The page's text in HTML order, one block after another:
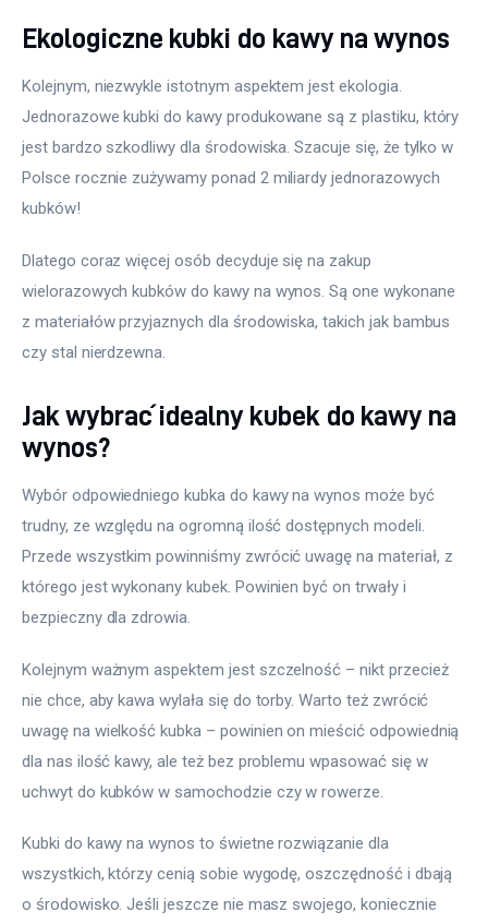
Ekologiczne kubki do kawy na wynos
Kolejnym, niezwykle istotnym aspektem jest ekologia.
Jednorazowe kubki do kawy produkowane są z plastiku, który
jest bardzo szkodliwy dla środowiska. Szacuje się, że tylko w
Polsce rocznie zużywamy ponad 2 miliardy jednorazowych
kubków!
Dlatego coraz więcej osób decyduje się na zakup
wielorazowych kubków do kawy na wynos. Są one wykonane
z materiałów przyjaznych dla środowiska, takich jak bambus
czy stal nierdzewna.
Jak wybrać idealny kubek do kawy na
wynos?
Wybór odpowiedniego kubka do kawy na wynos może być
trudny, ze względu na ogromną ilość dostępnych modeli.
Przede wszystkim powinniśmy zwrócić uwagę na materiał, z
którego jest wykonany kubek. Powinien być on trwały i
bezpieczny dla zdrowia.
Kolejnym ważnym aspektem jest szczelność – nikt przecież
nie chce, aby kawa wylała się do torby. Warto też zwrócić
uwagę na wielkość kubka – powinien on mieścić odpowiednią
dla nas ilość kawy, ale też bez problemu wpasować się w
uchwyt do kubków w samochodzie czy w rowerze.
Kubki do kawy na wynos to świetne rozwiązanie dla
wszystkich, którzy cenią sobie wygodę, oszczędność i dbają
o środowisko. Jeśli jeszcze nie masz swojego, koniecznie